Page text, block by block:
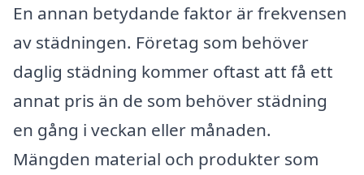
En annan betydande faktor är frekvensen
av städningen. Företag som behöver
daglig städning kommer oftast att få ett
annat pris än de som behöver städning
en gång i veckan eller månaden.
Mängden material och produkter som